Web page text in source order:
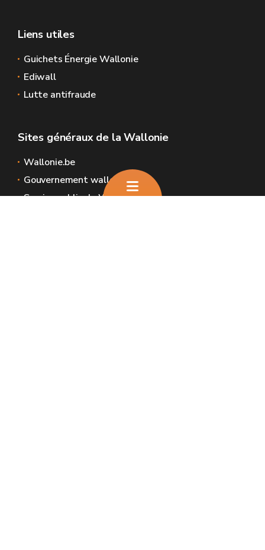
Liens utiles
Guichets Énergie Wallonie
Ediwall
Lutte antifraude
Sites généraux de la Wallonie
Wallonie.be
Gouvernement wallon
Service public de Wallonie